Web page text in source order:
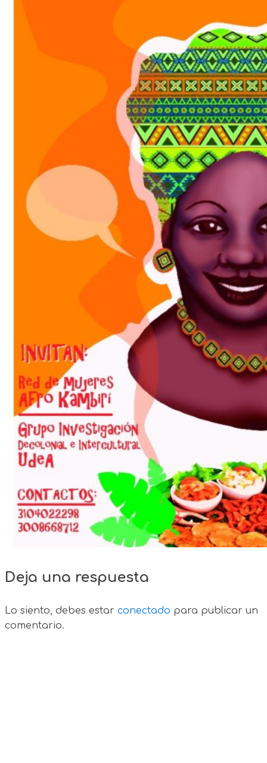
Deja una respuesta
Lo siento, debes estar conectado para publicar un
comentario.